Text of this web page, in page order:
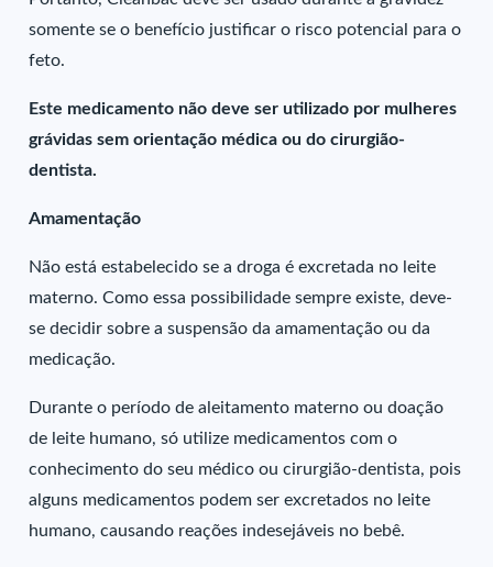
somente se o benefício justificar o risco potencial para o
feto.
Este medicamento não deve ser utilizado por mulheres
grávidas sem orientação médica ou do cirurgião-
dentista.
Amamentação
Não está estabelecido se a droga é excretada no leite
materno. Como essa possibilidade sempre existe, deve-
se decidir sobre a suspensão da amamentação ou da
medicação.
Durante o período de aleitamento materno ou doação
de leite humano, só utilize medicamentos com o
conhecimento do seu médico ou cirurgião-dentista, pois
alguns medicamentos podem ser excretados no leite
humano, causando reações indesejáveis no bebê.